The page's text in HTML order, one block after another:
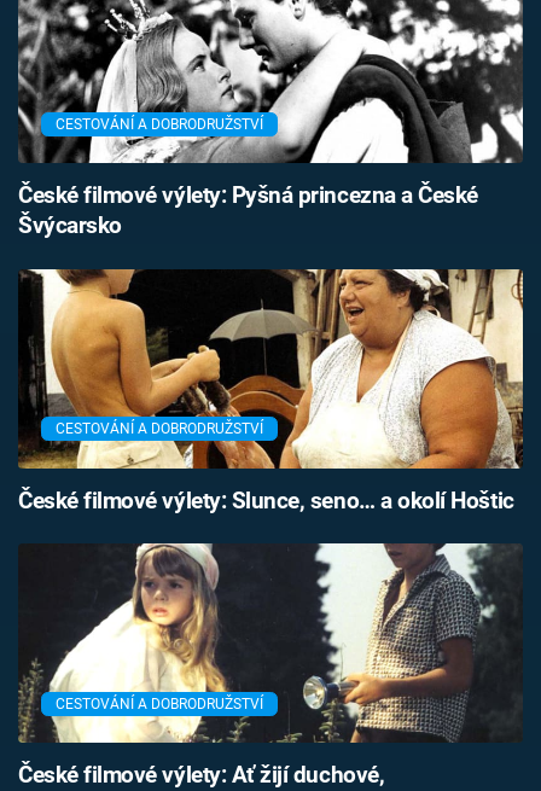
Sledujte nás
CESTOVÁNÍ A DOBRODRUŽSTVÍ
České filmové výlety: Pyšná princezna a České
Švýcarsko
CESTOVÁNÍ A DOBRODRUŽSTVÍ
České filmové výlety: Slunce, seno… a okolí Hoštic
CESTOVÁNÍ A DOBRODRUŽSTVÍ
České filmové výlety: Ať žijí duchové,